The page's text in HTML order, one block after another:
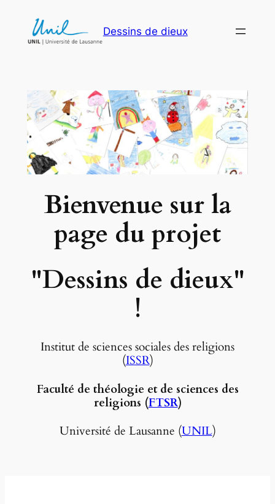
contenu
Dessins de dieux
Bienvenue sur la
page du projet
"Dessins de dieux"
!
Institut de sciences sociales des religions
(ISSR)
Faculté de théologie et de sciences des
religions (FTSR)
Université de Lausanne (UNIL)